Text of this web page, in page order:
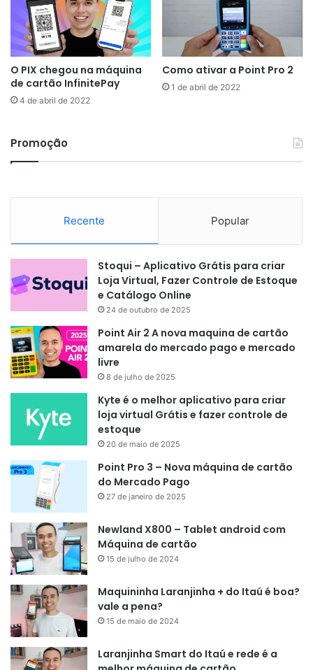
O PIX chegou na máquina
de cartão InfinitePay
4 de abril de 2022
Como ativar a Point Pro 2
1 de abril de 2022
Promoção
Recente Popular
Stoqui – Aplicativo Grátis para criar
Loja Virtual, Fazer Controle de Estoque
e Catálogo Online
24 de outubro de 2025
Point Air 2 A nova maquina de cartão
amarela do mercado pago e mercado
livre
8 de julho de 2025
Kyte é o melhor aplicativo para criar
loja virtual Grátis e fazer controle de
estoque
20 de maio de 2025
Point Pro 3 – Nova máquina de cartão
do Mercado Pago
27 de janeiro de 2025
Newland X800 – Tablet android com
Máquina de cartão
15 de julho de 2024
Maquininha Laranjinha + do Itaú é boa?
vale a pena?
15 de maio de 2024
Laranjinha Smart do Itaú e rede é a